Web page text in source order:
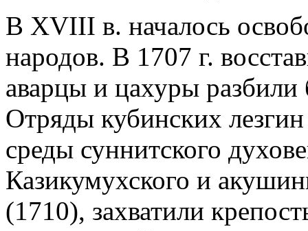
В XVIII в. началось
народов. В 1707 г.
аварцы и цахуры разбили
Отряды кубинских
среды суннитского
Казикумухского и
(1710), захватили